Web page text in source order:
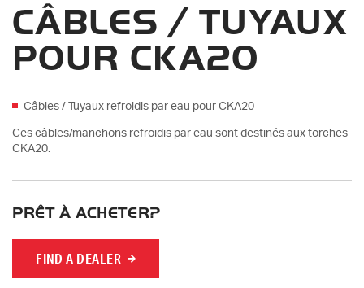
CÂBLES / TUYAUX
POUR CKA20
Câbles / Tuyaux refroidis par eau pour CKA20
Ces câbles/manchons refroidis par eau sont destinés aux torches
CKA20.
PRÊT À ACHETER?
FIND A DEALER